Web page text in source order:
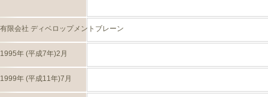
有限会社 ディベロップメントブレーン
1995年 (平成7年)2月
1999年 (平成11年)7月